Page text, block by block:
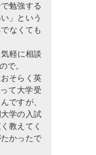
勉強する
」という
なくても
軽に相談
で。
そらく英
て大学受
ですが、
学の入試
教えてく
かったで